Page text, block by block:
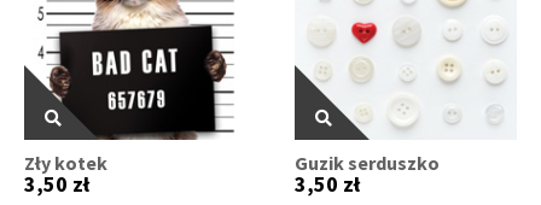
Zły kotek
3,50 zł
Guzik serduszko
3,50 zł